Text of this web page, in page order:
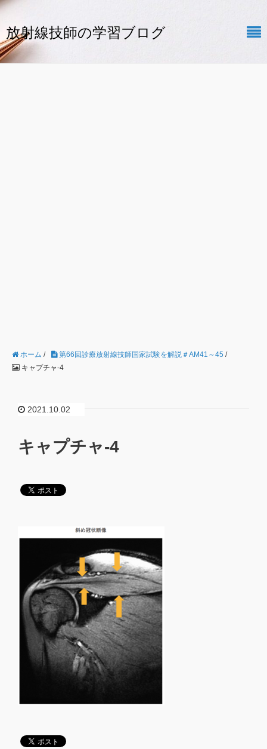
放射線技師の学習ブログ
ホーム / 第66回診療放射線技師国家試験を解説＃AM41～45 /
キャプチャ-4
2021.10.02
キャプチャ-4